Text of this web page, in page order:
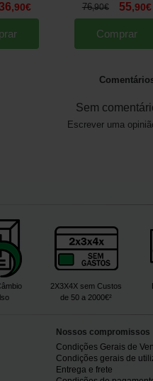
,90€ 76,90€ 55,90€
Comprar
Sem
Escrever uma
2X3X4X sem Custos
de 50 a 2000€²
Nossos compromissos
Condições Gerais de
Condições gerais de
Entrega e frete